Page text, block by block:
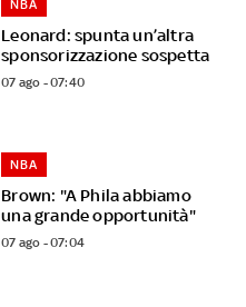
Leonard: spunta un’altra
sponsorizzazione sospetta
NBA
07 ago - 07:40
Brown: "A Phila abbiamo
una grande opportunità"
NBA
07 ago - 07:04